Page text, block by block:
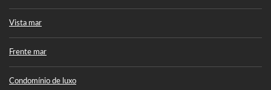
Vista mar
Frente mar
Condomínio de luxo